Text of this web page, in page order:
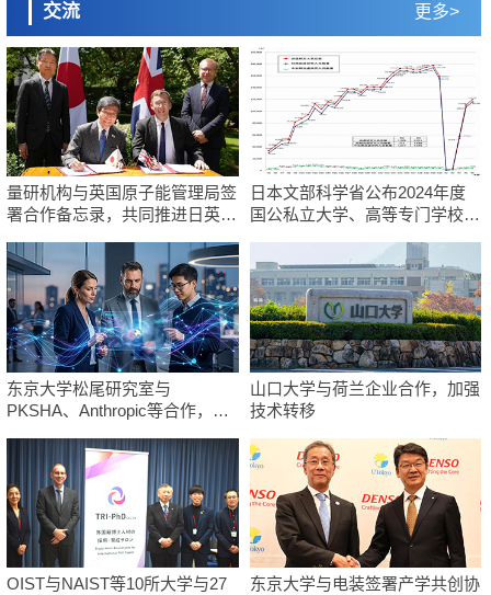
交流 更多>
量研机构与英国原子能管理局签
署合作备忘录，共同推进日英核
日本文部科学省公布2024年度
国公私立大学、高等专门学校及
结果
东京大学松尾研究室与
PKSHA、Anthropic等合作，构
“Japan AI Index”
山口大学与荷兰企业合作，加强
技术转移
OIST与NAIST等10所大学与27
东京大学与电装签署产学共创协